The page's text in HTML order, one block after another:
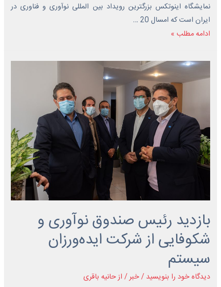
نمایشگاه اینوتکس بزرگترین رویداد بین المللی نوآوری و فناوری در
ایران است که امسال 20 …
ادامه مطلب »
بازدید رئیس صندوق نوآوری و
شکوفایی از شرکت ایده‌ورزان
سیستم
دیدگاه‌ خود را بنویسید /خبر/ ازحانیه باقری